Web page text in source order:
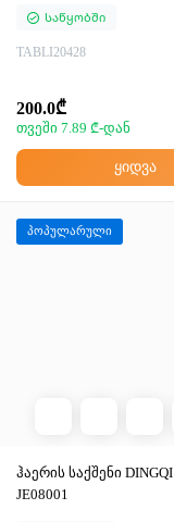
Საწყობში
TABLI20428
200.0₾
თვეში 7.89 ₾-დან
ყიდვა
პოპულარული
ჰაერის საქშენი DINGQI
JE08001